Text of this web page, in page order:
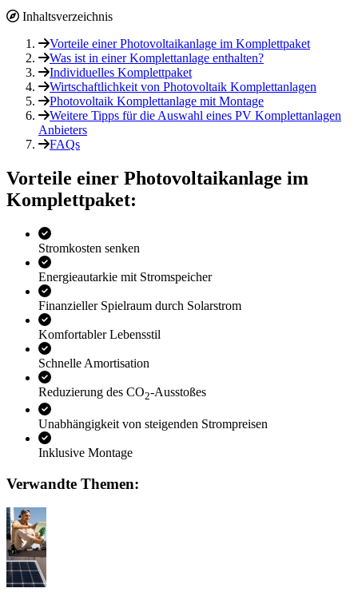
Inhaltsverzeichnis
Vorteile einer Photovoltaikanlage im Komplettpaket
Was ist in einer Komplettanlage enthalten?
Individuelles Komplettpaket
Wirtschaftlichkeit von Photovoltaik Komplettanlagen
Photovoltaik Komplettanlage mit Montage
Weitere Tipps für die Auswahl eines PV Komplettanlagen
Anbieters
FAQs
Vorteile einer Photo­voltaik­anlage im
Komplettpaket:
Stromkosten senken
Energieautarkie mit Stromspeicher
Finanzieller Spielraum durch Solarstrom
Komfortabler Lebensstil
Schnelle Amortisation
Reduzierung des CO2-Ausstoßes
Unabhängigkeit von steigenden Strompreisen
Inklusive Montage
Verwandte Themen: